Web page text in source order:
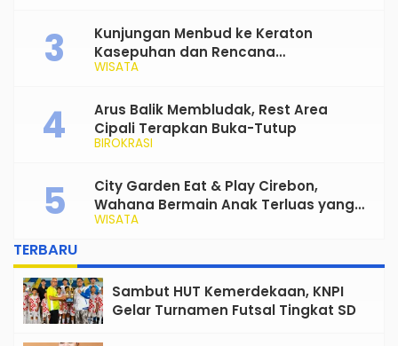
WISATA
Kunjungan Menbud ke Keraton
Kasepuhan dan Rencana
Transformasi Gedung Kesenian Nyi
BIROKRASI
Arus Balik Membludak, Rest Area
Cipali Terapkan Buka-Tutup
WISATA
City Garden Eat & Play Cirebon,
Wahana Bermain Anak Terluas yang
Siap Jadi Favorit Keluarga
TERBARU
Sambut HUT Kemerdekaan, KNPI
Gelar Turnamen Futsal Tingkat SD